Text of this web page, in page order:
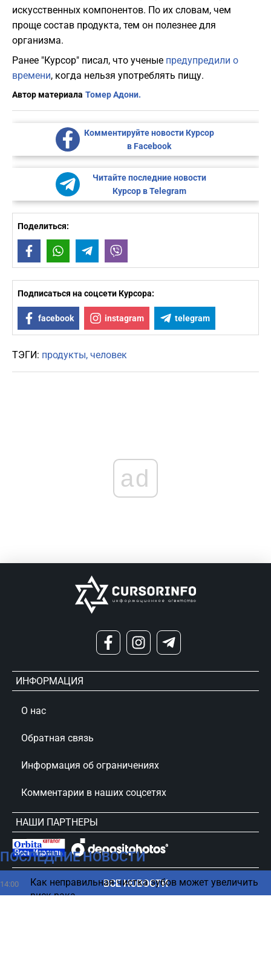
искусственных компонентов. По их словам, чем
проще состав продукта, тем он полезнее для
организма.
Ранее "Курсор" писал, что ученые предупредили о
времени, когда нельзя употреблять пищу.
Автор материала Томер Адони.
Комментируйте новости Курсор
в Facebook
Читайте последние новости
Курсор в Telegram
Поделиться:
FacebookWhatsAppTelegram
Подписаться на соцсети Курсора:
facebook instagram telegram
ТЭГИ: продукты человек
ПОСЛЕДНИЕ НОВОСТИ
14:00
Как неправильная чистка зубов может увеличить
риск рака
ВСЕ НОВОСТИ
ad
ИНФОРМАЦИЯ
О нас
Обратная связь
Информация об ограничениях
Комментарии в наших соцсетях
НАШИ ПАРТНЕРЫ
сursorinfo.co.il © Все права защищены